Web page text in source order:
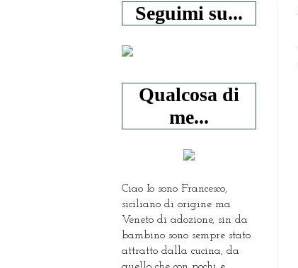
Seguimi su...
Qualcosa di
me...
Ciao Io sono Francesco,
siciliano di origine ma
Veneto di adozione, sin da
bambino sono sempre stato
attratto dalla cucina, da